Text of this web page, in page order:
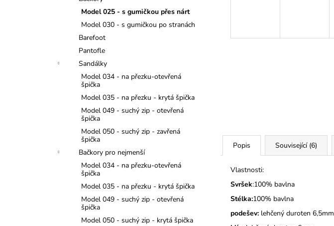
Model 025 - s gumičkou přes nárt
Model 030 - s gumičkou po stranách
Barefoot
Pantofle
Sandálky
Model 034 - na přezku-otevřená
špička
Model 035 - na přezku - krytá špička
Model 049 - suchý zip - otevřená
špička
Model 050 - suchý zip - zavřená
špička
Bačkory pro nejmenší
Model 034 - na přezku-otevřená
špička
Model 035 - na přezku - krytá špička
Model 049 - suchý zip - otevřená
špička
Model 050 - suchý zip - krytá špička
Popis Související (6)
Vlastnosti:
Svršek:100% bavlna
Stélka:100% bavlna
podešev: lehčený duroten 6,5mm